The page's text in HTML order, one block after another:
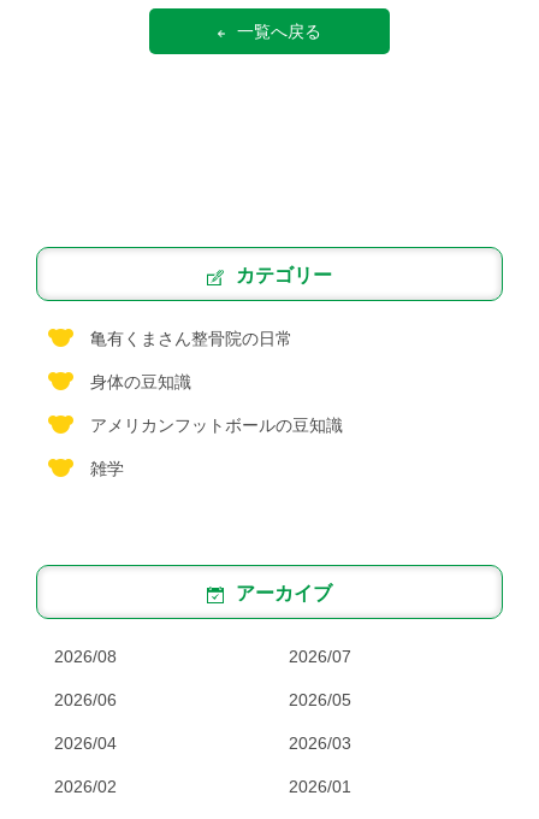
一覧へ戻る
カテゴリー
亀有くまさん整骨院の日常
身体の豆知識
アメリカンフットボールの豆知識
雑学
アーカイブ
2026/08 2026/07
2026/06 2026/05
2026/04 2026/03
2026/02 2026/01